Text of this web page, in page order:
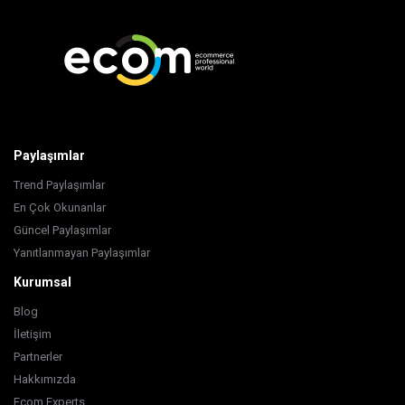
Paylaşımlar
Trend Paylaşımlar
En Çok Okunanlar
Güncel Paylaşımlar
Yanıtlanmayan Paylaşımlar
Kurumsal
Blog
İletişim
Partnerler
Hakkımızda
Ecom Experts